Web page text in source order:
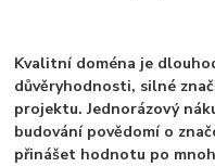
Kvalitní doména je
důvěryhodnosti, silné
projektu. Jednorázový
budování povědomí o
přinášet hodnotu po